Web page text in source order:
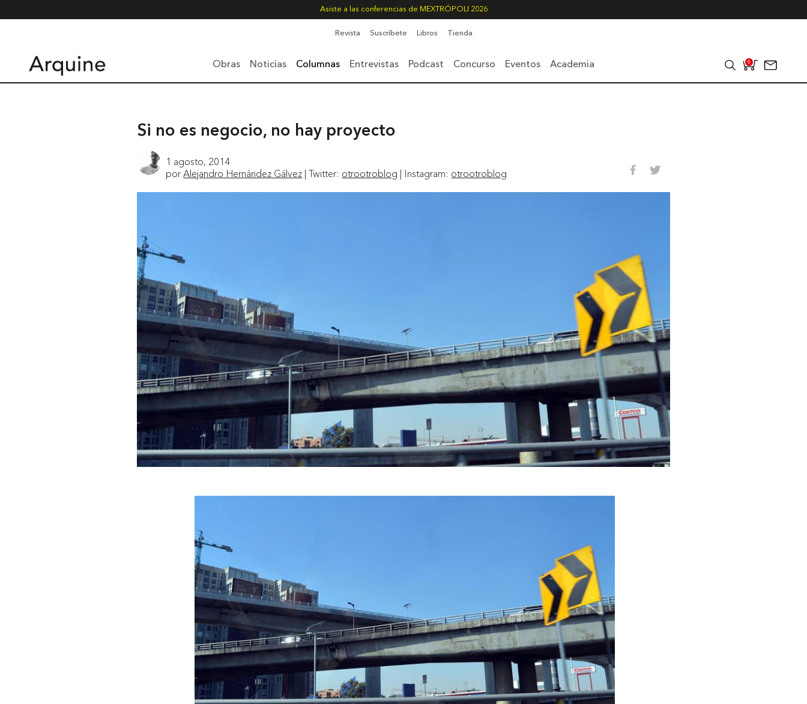
Asiste a las conferencias de MEXTRÓPOLI 2026
Revista Suscríbete Libros Tienda
Obras Noticias Columnas Entrevistas Podcast Concurso Eventos Academia 0
Si no es negocio, no hay proyecto
1 agosto, 2014
porAlejandro Hernández Gálvez | Twitter: otrootroblog | Instagram: otrootroblog